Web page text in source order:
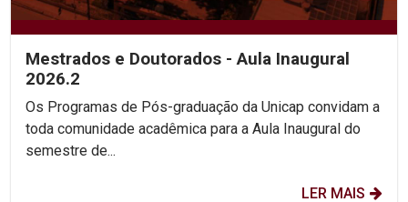
Mestrados e Doutorados - Aula Inaugural
2026.2
Os Programas de Pós-graduação da Unicap convidam a
toda comunidade acadêmica para a Aula Inaugural do
semestre de...
LER MAIS